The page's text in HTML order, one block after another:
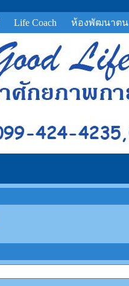
Life Coach ห้องพัฒนาตน